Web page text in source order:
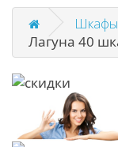
Лагуна 40